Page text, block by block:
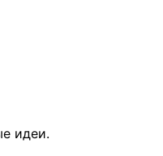
идеи.